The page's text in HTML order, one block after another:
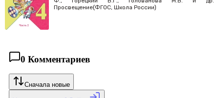
Просвещение(ФГОС, Школа России)